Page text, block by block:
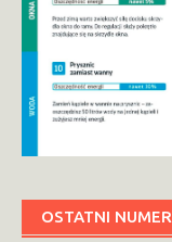
OSTATNI NUMER